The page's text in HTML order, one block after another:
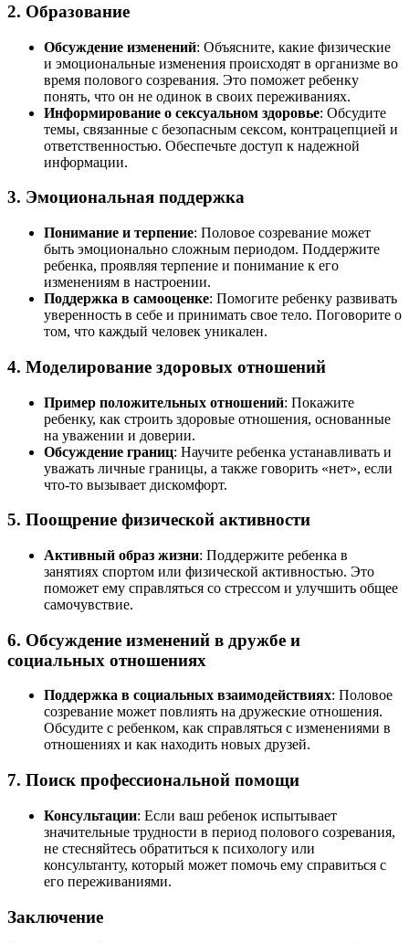
2. Образование
Обсуждение изменений: Объясните, какие физические
и эмоциональные изменения происходят в организме во
время полового созревания. Это поможет ребенку
понять, что он не одинок в своих переживаниях.
Информирование о сексуальном здоровье: Обсудите
темы, связанные с безопасным сексом, контрацепцией и
ответственностью. Обеспечьте доступ к надежной
информации.
3. Эмоциональная поддержка
Понимание и терпение: Половое созревание может
быть эмоционально сложным периодом. Поддержите
ребенка, проявляя терпение и понимание к его
изменениям в настроении.
Поддержка в самооценке: Помогите ребенку развивать
уверенность в себе и принимать свое тело. Поговорите о
том, что каждый человек уникален.
4. Моделирование здоровых отношений
Пример положительных отношений: Покажите
ребенку, как строить здоровые отношения, основанные
на уважении и доверии.
Обсуждение границ: Научите ребенка устанавливать и
уважать личные границы, а также говорить «нет», если
что-то вызывает дискомфорт.
5. Поощрение физической активности
Активный образ жизни: Поддержите ребенка в
занятиях спортом или физической активностью. Это
поможет ему справляться со стрессом и улучшить общее
самочувствие.
6. Обсуждение изменений в дружбе и
социальных отношениях
Поддержка в социальных взаимодействиях: Половое
созревание может повлиять на дружеские отношения.
Обсудите с ребенком, как справляться с изменениями в
отношениях и как находить новых друзей.
7. Поиск профессиональной помощи
Консультации: Если ваш ребенок испытывает
значительные трудности в период полового созревания,
не стесняйтесь обратиться к психологу или
консультанту, который может помочь ему справиться с
его переживаниями.
Заключение